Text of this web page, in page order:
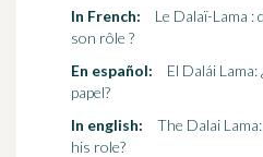
In French:
Le Dalaï-Lama :
son rôle ?
En español:
El Dalái Lama:
papel?
In english:
The Dalai
his role?